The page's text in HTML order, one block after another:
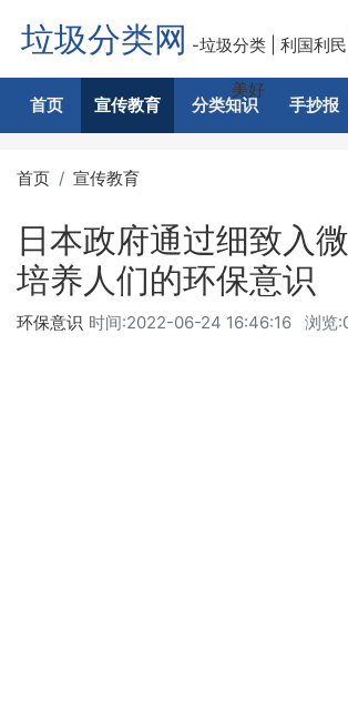
垃圾分类网 -垃圾分类 | 利国利
美好
首页 宣传教育 分类知识 手抄报
首页 宣传教育
日本政府通过细致入
培养人们的环保意识
时间:2022-06-24 16:46:16 浏览
环保意识